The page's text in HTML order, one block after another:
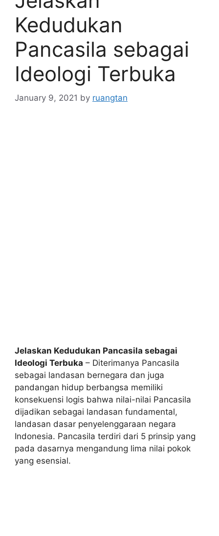
Kedudukan
Pancasila sebagai
Ideologi Terbuka
January 9, 2021 by ruangtan
Jelaskan Kedudukan Pancasila sebagai
Ideologi Terbuka – Diterimanya Pancasila
sebagai landasan bernegara dan juga
pandangan hidup berbangsa memiliki
konsekuensi logis bahwa nilai-nilai Pancasila
dijadikan sebagai landasan fundamental,
landasan dasar penyelenggaraan negara
Indonesia. Pancasila terdiri dari 5 prinsip yang
pada dasarnya mengandung lima nilai pokok
yang esensial.